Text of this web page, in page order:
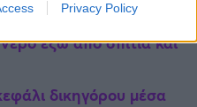
Privacy Policy
από τους πολίτες
έξω από σπίτια και
δικηγόρου μέσα